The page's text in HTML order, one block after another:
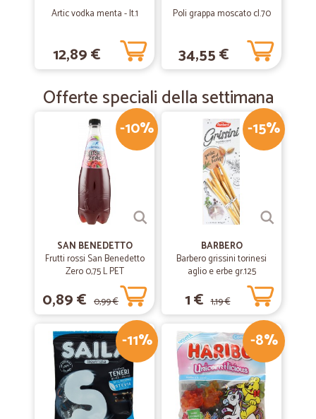
—Pasquale G.
Economico, veloce e preciso
Artic vodka menta - lt.1
12,89 €
Poli grappa moscato cl.70
34,55 €
Offerte speciali della settimana
-10%
SAN BENEDETTO
Frutti rossi San Benedetto
Zero 0,75 L PET
0,89 € 0,99 €
-15%
BARBERO
Barbero grissini torinesi
aglio e erbe gr.125
1 € 1,19 €
-11% -8%